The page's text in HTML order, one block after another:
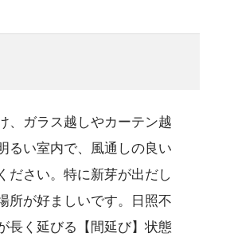
、ガラス越しやカーテン越
るい室内で、風通しの良い
ださい。特に新芽が出だし
所が好ましいです。日照不
長く延びる【間延び】状態